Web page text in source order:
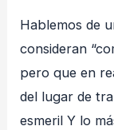
Hablemos de
consideran
pero que en
del lugar de
esmeril Y lo